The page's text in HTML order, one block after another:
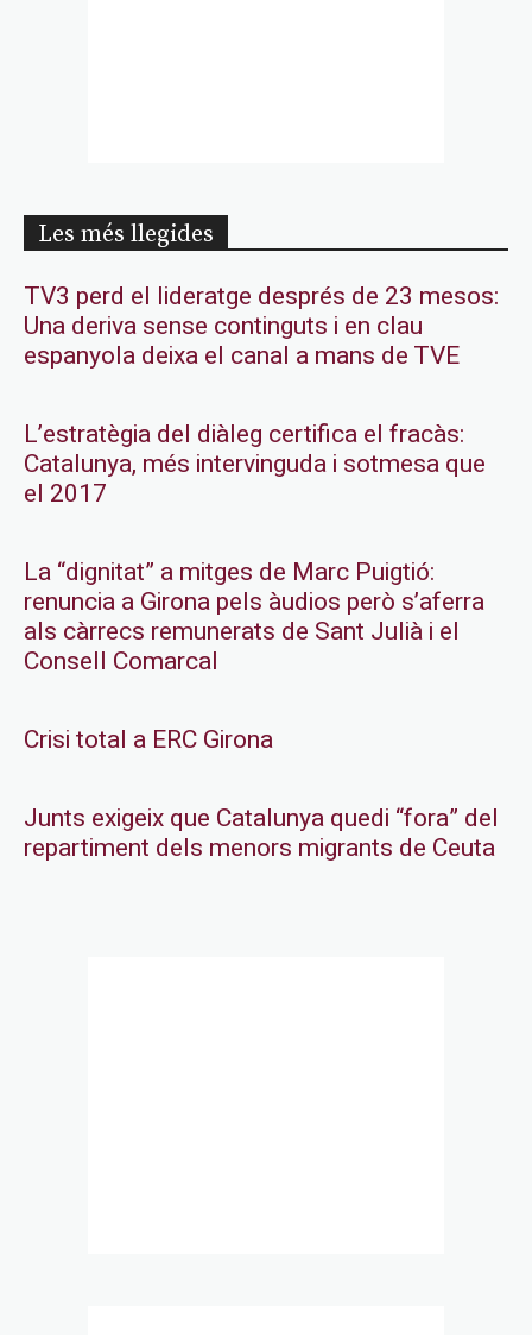
Les més llegides
TV3 perd el lideratge després de 23 mesos:
Una deriva sense continguts i en clau
espanyola deixa el canal a mans de TVE
L’estratègia del diàleg certifica el fracàs:
Catalunya, més intervinguda i sotmesa que
el 2017
La “dignitat” a mitges de Marc Puigtió:
renuncia a Girona pels àudios però s’aferra
als càrrecs remunerats de Sant Julià i el
Consell Comarcal
Crisi total a ERC Girona
Junts exigeix que Catalunya quedi “fora” del
repartiment dels menors migrants de Ceuta